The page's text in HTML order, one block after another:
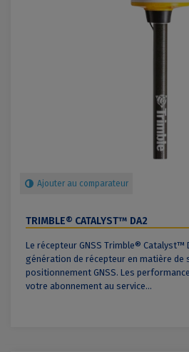
Ajouter au comparateur
TRIMBLE® CATALYST™ DA2
Le récepteur GNSS Trimble® Catalyst™
génération de récepteur en matière de
positionnement GNSS. Les
votre abonnement au service...